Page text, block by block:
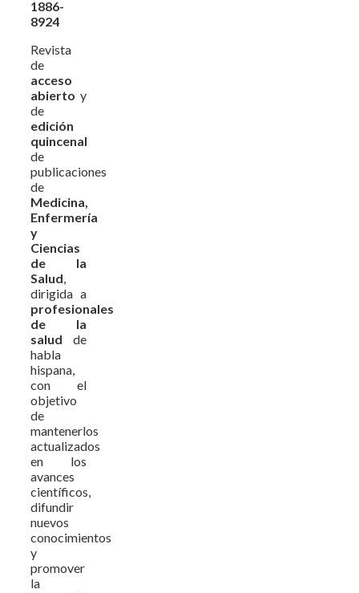
1886-
8924
Revista
de
acceso
abierto y
de
edición
quincenal
de
publicaciones
de
Medicina,
Enfermería
y
Ciencias
de la
Salud,
dirigida a
profesionales
de la
salud de
habla
hispana,
con el
objetivo
de
mantenerlos
actualizados
en los
avances
científicos,
difundir
nuevos
conocimientos
y
promover
la